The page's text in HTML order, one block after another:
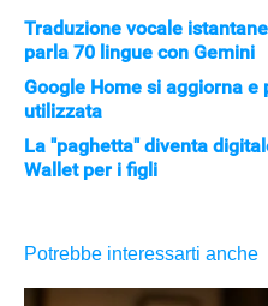
Traduzione vocale
parla 70 lingue con Gemini
Google Home si aggiorna
utilizzata
La "paghetta" diventa
Wallet per i figli